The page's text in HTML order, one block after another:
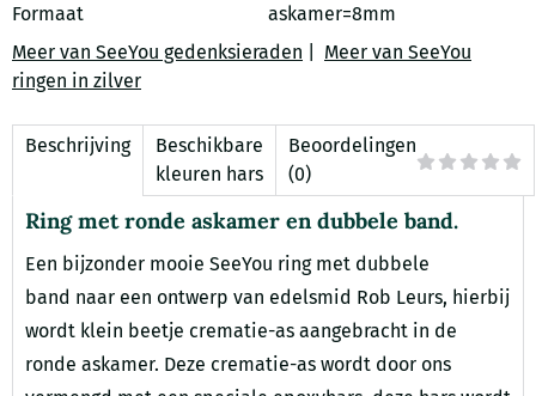
Formaat
askamer=8mm
Meer van SeeYou gedenksieraden
Meer van SeeYou
ringen in zilver
Beschrijving
Beschikbare
kleuren hars
Beoordelingen
(0)
Ring met ronde askamer en dubbele band.
Een bijzonder mooie SeeYou ring met dubbele
band naar een ontwerp van edelsmid Rob Leurs, hierbij
wordt klein beetje crematie-as aangebracht in de
ronde askamer. Deze crematie-as wordt door ons